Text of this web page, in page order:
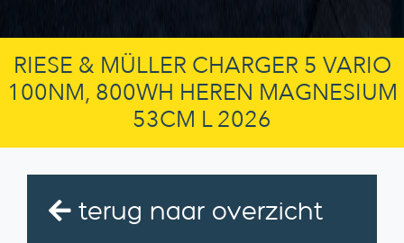
RIESE & MÜLLER CHARGER 5 VARIO
100NM, 800WH HEREN MAGNESIUM
53CM L 2026
terug naar overzicht